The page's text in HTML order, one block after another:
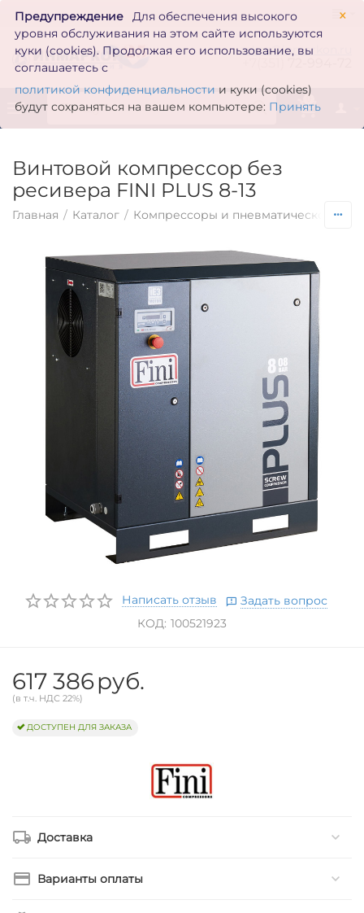
×
Предупреждение
Для обеспечения высокого
уровня обслуживания на этом сайте используются
куки (cookies). Продолжая его использование, вы
соглашаетесь с
политикой конфиденциальности и куки (cookies)
будут сохраняться на вашем компьютере: Принять
zakaz@inmarkon.ru
0
Винтовой компрессор без
ресивера FINI PLUS 8-13
Главная / Каталог / Компрессоры и пневматическое
Написать отзыв
Задать вопрос
КОД: 100521923
617 386руб.
(в т.ч. НДС 22%)
ДОСТУПЕН ДЛЯ ЗАКАЗА
Доставка
Варианты оплаты